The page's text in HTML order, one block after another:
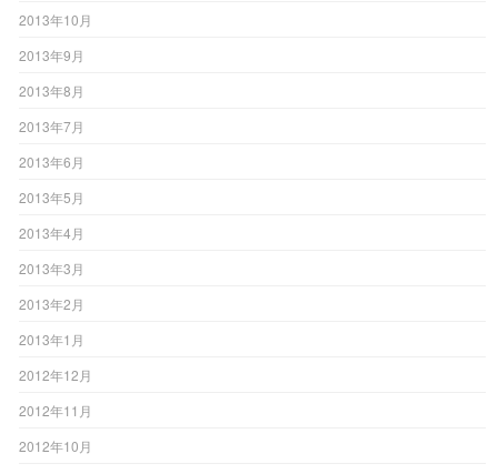
2013年10月
2013年9月
2013年8月
2013年7月
2013年6月
2013年5月
2013年4月
2013年3月
2013年2月
2013年1月
2012年12月
2012年11月
2012年10月